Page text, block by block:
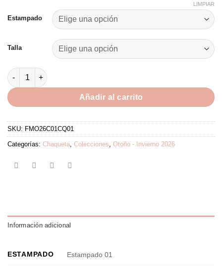
Estampado
Talla
LIMPIAR
Chaqueta Suzel cantidad
Añadir al carrito
SKU: FMO26C01CQ01
Categorías: Chaqueta Colecciones Otoño - Invierno 2026
Información adicional
ESTAMPADO Estampado 01